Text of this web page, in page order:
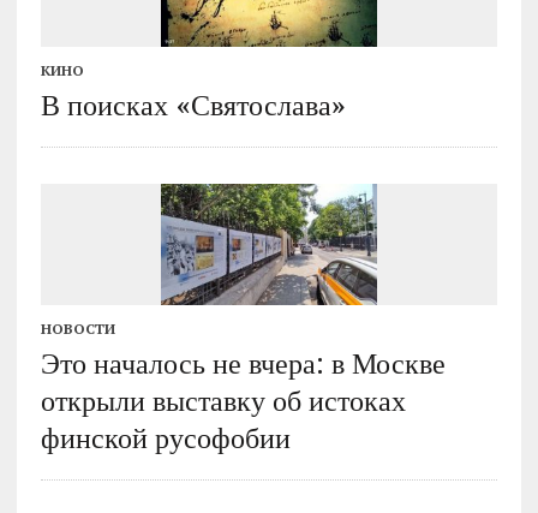
КИНО
В поисках «Святослава»
НОВОСТИ
Это началось не вчера: в Москве
открыли выставку об истоках
финской русофобии